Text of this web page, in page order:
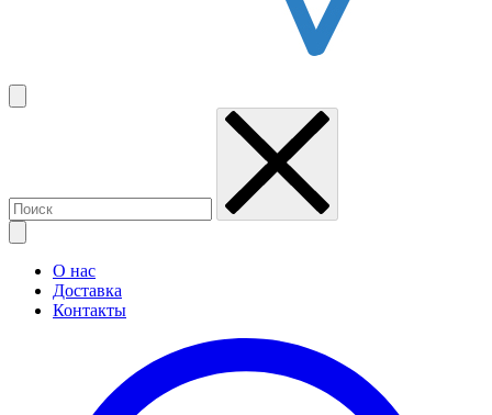
О нас
Доставка
Контакты